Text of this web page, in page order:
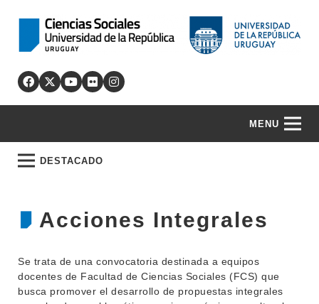
MENU
DESTACADO
Acciones Integrales
Se trata de una convocatoria destinada a equipos
docentes de Facultad de Ciencias Sociales (FCS) que
busca promover el desarrollo de propuestas integrales